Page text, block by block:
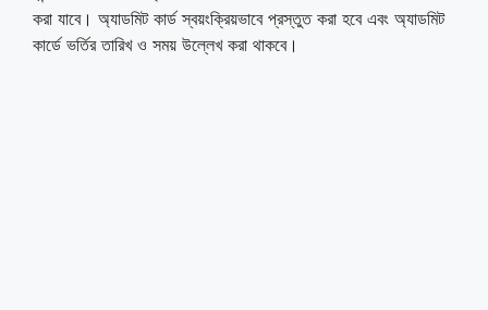
করা যাবে। অ্যাডমিট কার্ড স্বয়ংক্রিয়ভাবে প্রস্তুত করা হবে এবং অ্যাডমিট
কার্ডে ভর্তির তারিখ ও সময় উল্লেখ করা থাকবে।